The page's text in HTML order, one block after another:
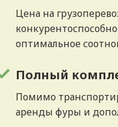
Цена на
оптимальное
Полный
Помимо
аренды фуры и